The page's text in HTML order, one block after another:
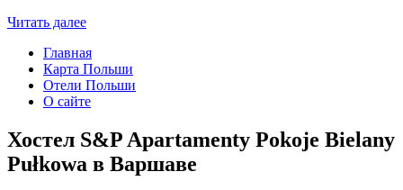
Читать далее
Главная
Карта Польши
Отели Польши
О сайте
Хостел S&P Apartamenty Pokoje Bielany
Pułkowa в Варшаве